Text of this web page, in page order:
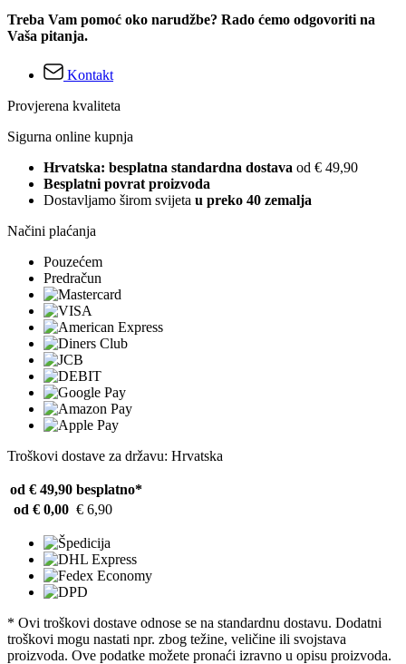
Treba Vam pomoć oko narudžbe? Rado ćemo odgovoriti na
Vaša pitanja.
Kontakt
Provjerena kvaliteta
Sigurna online kupnja
Hrvatska: besplatna standardna dostava od € 49,90
Besplatni povrat proizvoda
Dostavljamo širom svijeta u preko 40 zemalja
Načini plaćanja
Pouzećem
Predračun
Troškovi dostave za državu: Hrvatska
od € 49,90 besplatno*
od € 0,00 € 6,90
* Ovi troškovi dostave odnose se na standardnu ​​dostavu. Dodatni
troškovi mogu nastati npr. zbog težine, veličine ili svojstava
proizvoda. Ove podatke možete pronaći izravno u opisu proizvoda.